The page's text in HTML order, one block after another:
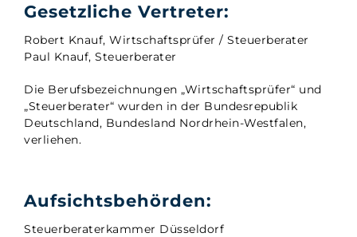
Gesetzliche Vertreter:
Robert Knauf, Wirtschaftsprüfer / Steuerberater
Paul Knauf, Steuerberater
Die Berufsbezeichnungen „Wirtschaftsprüfer“ und
„Steuerberater“ wurden in der Bundesrepublik
Deutschland, Bundesland Nordrhein-Westfalen,
verliehen.
Aufsichtsbehörden:
Steuerberaterkammer Düsseldorf